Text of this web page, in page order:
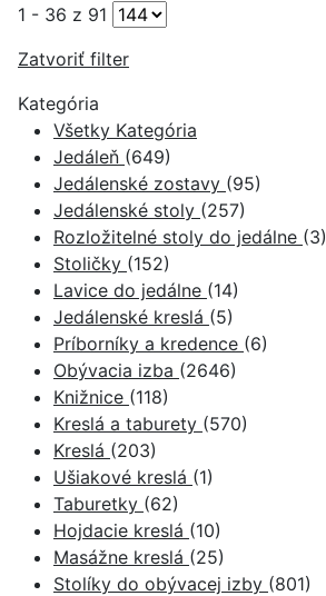
Zatvoriť filter
Kategória
Všetky Kategória
Jedáleň (649)
Jedálenské zostavy (95)
Jedálenské stoly (257)
Rozložitelné stoly do jedálne (3)
Stoličky (152)
Lavice do jedálne (14)
Jedálenské kreslá (5)
Príborníky a kredence (6)
Obývacia izba (2646)
Knižnice (118)
Kreslá a taburety (570)
Kreslá (203)
Ušiakové kreslá (1)
Taburetky (62)
Hojdacie kreslá (10)
Masážne kreslá (25)
Stolíky do obývacej izby (801)
1 - 36 z 91